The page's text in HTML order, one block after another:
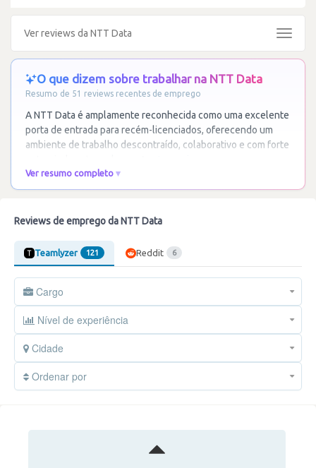
Ver reviews da NTT Data
Toggle
O que dizem sobre trabalhar na NTT Data
Resumo de 51 reviews recentes de emprego
A NTT Data é amplamente reconhecida como uma excelente
porta de entrada para recém-licenciados, oferecendo um
ambiente de trabalho descontraído, colaborativo e com forte
Ver resumo completo
Reviews de emprego da NTT Data
Teamlyzer 121 Reddit 6
Cargo
Nível de experiência
Cidade
Ordenar por